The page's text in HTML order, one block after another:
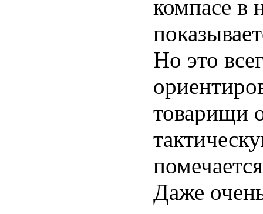
компасе в
Но это
товарищи
Даже